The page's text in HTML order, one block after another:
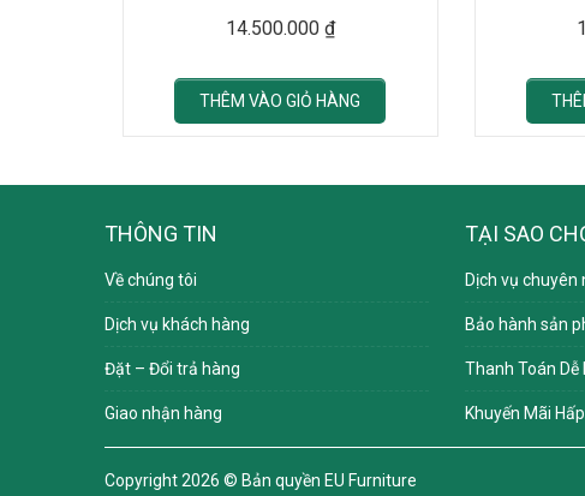
14.500.000 ₫
THÊM VÀO GIỎ HÀNG
THÔNG TIN
Về chúng tôi
Dịch vụ khách hàng
Đặt – Đổi trả hàng
Giao nhận hàng
TẠI SAO
Dịch vụ chuyên
Bảo hành sản
Thanh Toán Dễ
Khuyến Mãi
Copyright 2026 © Bản quyền EU Furniture